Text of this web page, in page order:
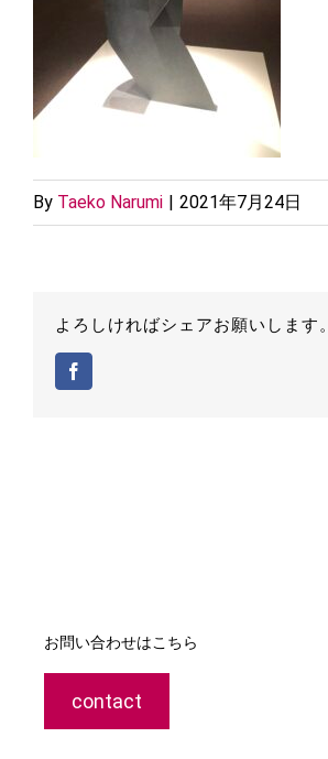
By Taeko Narumi | 2021年7月24日
よろしければシェアお願いします。
お問い合わせはこちら
contact